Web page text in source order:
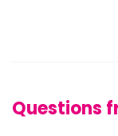
Questions